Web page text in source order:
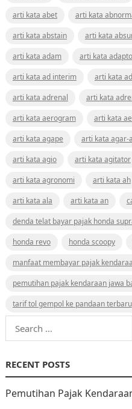
arti kata abet
arti kata
arti kata abstain
arti kata
arti kata adam
arti kata
arti kata ad interim
arti kata
arti kata adrenal
arti kata
arti kata aerogram
arti kata
arti kata agape
arti kata agar-
arti kata agio
arti kata agitator
arti kata agronomi
arti kata ah
arti kata ala
arti kata an
denda telat bayar pajak honda
honda revo
honda scoopy
manfaat membayar pajak
pemutihan pajak kendaraan jawa
tarif tol gempol ke pandaan terbaru
Search
for:
RECENT POSTS
Pemutihan Pajak